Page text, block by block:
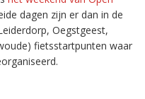
dagen zijn er dan in de
Oegstgeest,
fietsstartpunten waar